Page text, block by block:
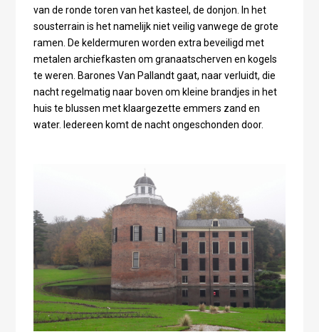
van de ronde toren van het kasteel, de donjon. In het
sousterrain is het namelijk niet veilig vanwege de grote
ramen. De keldermuren worden extra beveiligd met
metalen archiefkasten om granaatscherven en kogels
te weren. Barones Van Pallandt gaat, naar verluidt, die
nacht regelmatig naar boven om kleine brandjes in het
huis te blussen met klaargezette emmers zand en
water. Iedereen komt de nacht ongeschonden door.